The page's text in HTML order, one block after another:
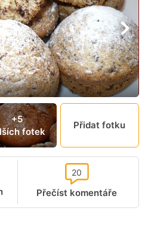
+5
fotek
Přidat fotku
Přečíst komentáře
20